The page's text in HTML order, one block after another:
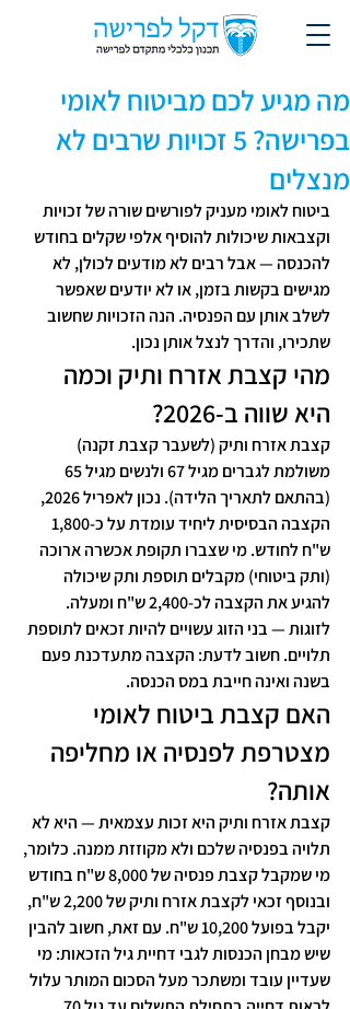
מה מגיע לכם מביטוח לאומי
בפרישה? 5 זכויות שרבים לא
מנצלים
ביטוח לאומי מעניק לפורשים שורה של זכויות
וקצבאות שיכולות להוסיף אלפי שקלים בחודש
להכנסה — אבל רבים לא מודעים לכולן, לא
מגישים בקשות בזמן, או לא יודעים שאפשר
לשלב אותן עם הפנסיה. הנה הזכויות שחשוב
שתכירו, והדרך לנצל אותן נכון.
מהי קצבת אזרח ותיק וכמה
היא שווה ב-2026?
קצבת אזרח ותיק (לשעבר קצבת זקנה)
(בהתאם לתאריך הלידה). נכון לאפריל 2026,
ש"ח לחודש. מי שצברו תקופת אכשרה ארוכה
(ותק ביטוחי) מקבלים תוספת ותק שיכולה
להגיע את הקצבה לכ-2,400 ש"ח ומעלה.
לזוגות — בני הזוג עשויים להיות זכאים לתוספת
תלויים. חשוב לדעת: הקצבה מתעדכנת פעם
בשנה ואינה חייבת במס הכנסה.
האם קצבת ביטוח לאומי
מצטרפת לפנסיה או מחליפה
אותה?
קצבת אזרח ותיק היא זכות עצמאית — היא לא
תלויה בפנסיה שלכם ולא מקוזזת ממנה. כלומר,
מי שמקבל קצבת פנסיה של 8,000 ש"ח בחודש
ובנוסף זכאי לקצבת אזרח ותיק של 2,200 ש"ח,
יקבל בפועל 10,200 ש"ח. עם זאת, חשוב להבין
שיש מבחן הכנסות לגבי דחיית גיל הזכאות: מי
שעדיין עובד ומשתכר מעל הסכום המותר עלול